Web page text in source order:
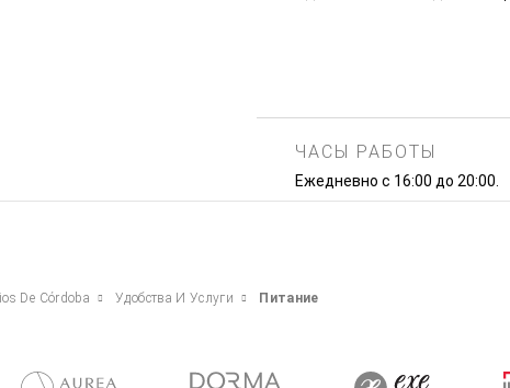
ЧАСЫ РАБОТЫ
Ежедневно с 16:00 до 20:00.
De Córdoba Удобства И Услуги Питание